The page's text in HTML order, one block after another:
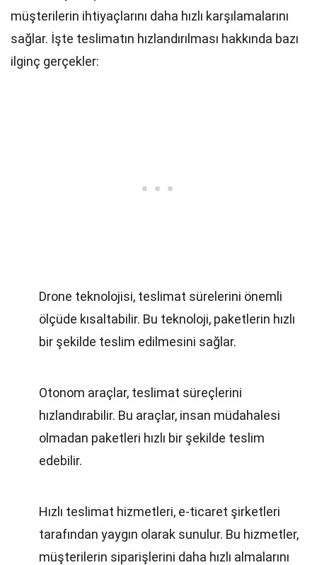
müşterilerin ihtiyaçlarını daha hızlı karşılamalarını
sağlar. İşte teslimatın hızlandırılması hakkında bazı
ilginç gerçekler:
Drone teknolojisi, teslimat sürelerini önemli
ölçüde kısaltabilir. Bu teknoloji, paketlerin hızlı
bir şekilde teslim edilmesini sağlar.
Otonom araçlar, teslimat süreçlerini
hızlandırabilir. Bu araçlar, insan müdahalesi
olmadan paketleri hızlı bir şekilde teslim
edebilir.
Hızlı teslimat hizmetleri, e-ticaret şirketleri
tarafından yaygın olarak sunulur. Bu hizmetler,
müşterilerin siparişlerini daha hızlı almalarını